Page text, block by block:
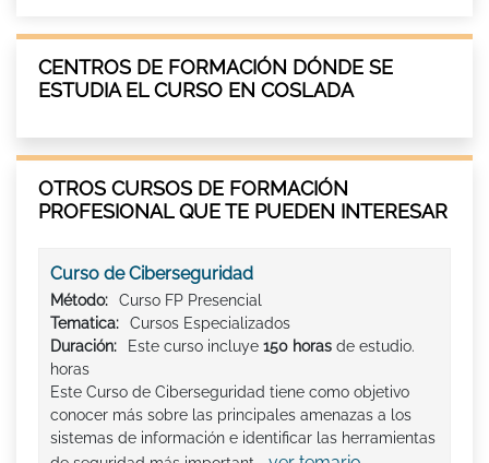
CENTROS DE FORMACIÓN DÓNDE SE
ESTUDIA EL CURSO EN COSLADA
OTROS CURSOS DE FORMACIÓN
PROFESIONAL QUE TE PUEDEN INTERESAR
Curso de Ciberseguridad
Método:
Curso FP Presencial
Tematica:
Cursos Especializados
Duración:
Este curso incluye 150 horas de estudio.
horas
Este Curso de Ciberseguridad tiene como objetivo
conocer más sobre las principales amenazas a los
sistemas de información e identificar las herramientas